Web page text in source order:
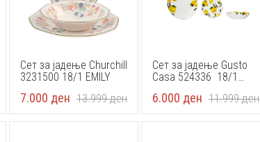
Сет за јадење Churchill
3231500 18/1 EMILY
7.000 ден 13.999ден
Сет за јадење Gusto
Casa 524336 18/1
6.000 ден 11.999ден